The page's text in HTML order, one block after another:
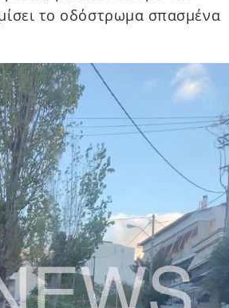
το οδόστρωμα σπασμένα